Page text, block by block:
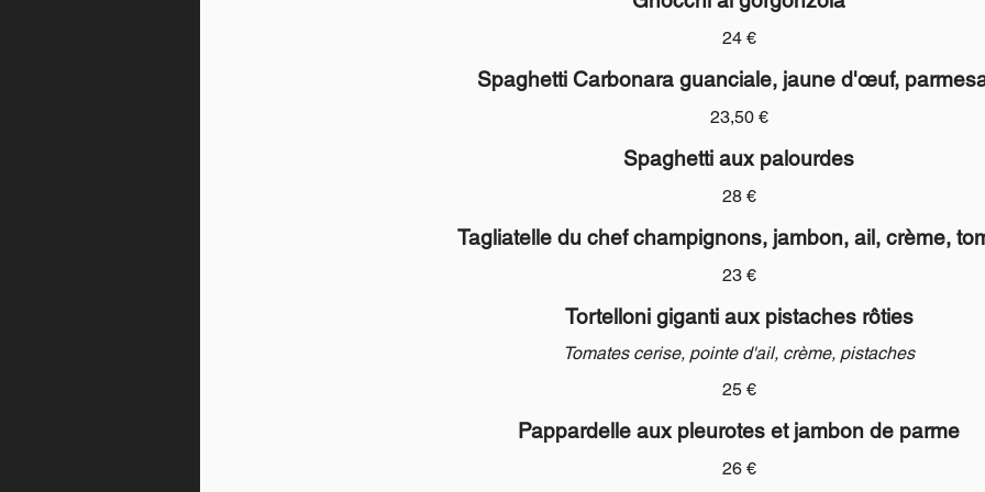
24 €
Spaghetti Carbonara guanciale, jaune d'œuf,
23,50 €
Spaghetti aux palourdes
28 €
Tagliatelle du chef champignons, jambon, ail, crème,
23 €
Tortelloni giganti aux pistaches rôties
Tomates cerise, pointe d'ail, crème, pistaches
25 €
Pappardelle aux pleurotes et jambon de parme
26 €